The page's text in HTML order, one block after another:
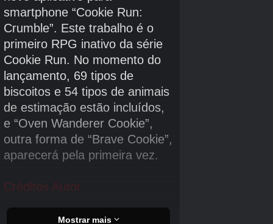
tempestades de areia.
Ragnarok – o quebra -cabeça do labirinto
agora deve tomar o código de entrada
corretamente após uma entrada incorreta.
Ragnarok – Spawn de Basilosaurus
aumentou
Corrigido o ícone Salvar, para que ele
apareça para mapas de mod e permita que
o salvamento seja excluído.
Backup corrigido salva para mapas de mod.
Corrigido Thylacoleo faltando animação de
Itens fixos entrando na paisagem quando